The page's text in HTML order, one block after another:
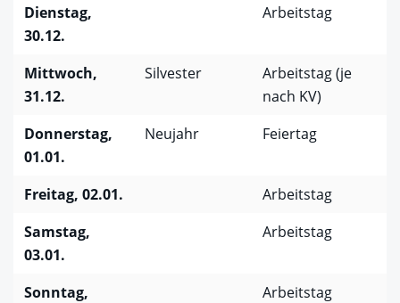
Dienstag,
30.12.
Arbeitstag
Mittwoch,
31.12.
Silvester
Arbeitstag (je
nach KV)
Donnerstag,
01.01.
Neujahr Feiertag
Freitag, 02.01.
Arbeitstag
Samstag,
03.01.
Arbeitstag
Sonntag,
Arbeitstag